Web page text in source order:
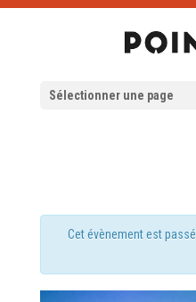
Sélectionner une page
Cet évènement est passé